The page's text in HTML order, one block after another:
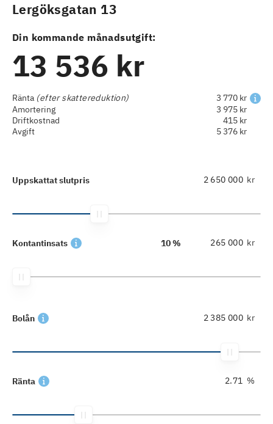
Lergöksgatan 13
Din kommande månadsutgift:
13 536 kr
Ränta (efter skattereduktion)
3 770 kr
Amortering
3 975 kr
Driftkostnad
415 kr
Avgift
5 376 kr
Uppskattat slutpris kr
Kontantinsats 10 % kr
Bolån kr
Ränta %